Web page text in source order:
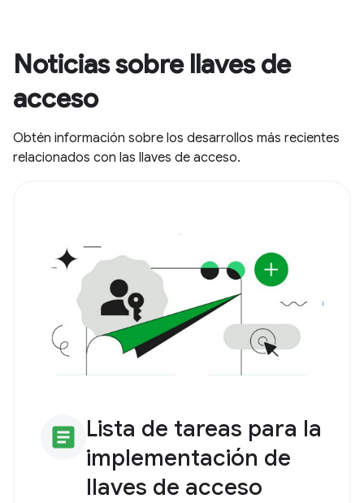
Noticias sobre llaves de
acceso
Obtén información sobre los desarrollos más recientes
relacionados con las llaves de acceso.
article Lista de tareas para la
implementación de
llaves de acceso